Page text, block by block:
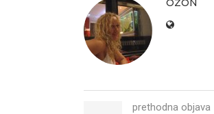
OZON
prethodna objava